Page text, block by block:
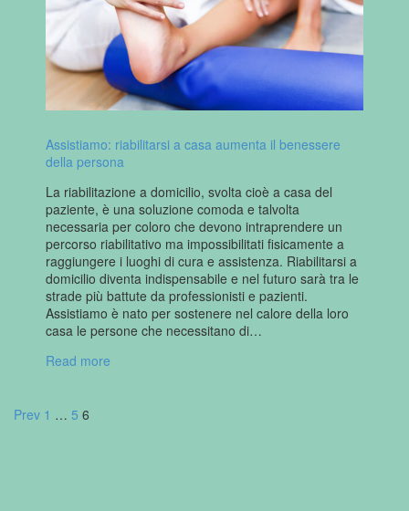
Assistiamo: riabilitarsi a casa aumenta il benessere
della persona
La riabilitazione a domicilio, svolta cioè a casa del
paziente, è una soluzione comoda e talvolta
necessaria per coloro che devono intraprendere un
percorso riabilitativo ma impossibilitati fisicamente a
raggiungere i luoghi di cura e assistenza. Riabilitarsi a
domicilio diventa indispensabile e nel futuro sarà tra le
strade più battute da professionisti e pazienti.
Assistiamo è nato per sostenere nel calore della loro
casa le persone che necessitano di…
Read more
Prev 1 … 5 6